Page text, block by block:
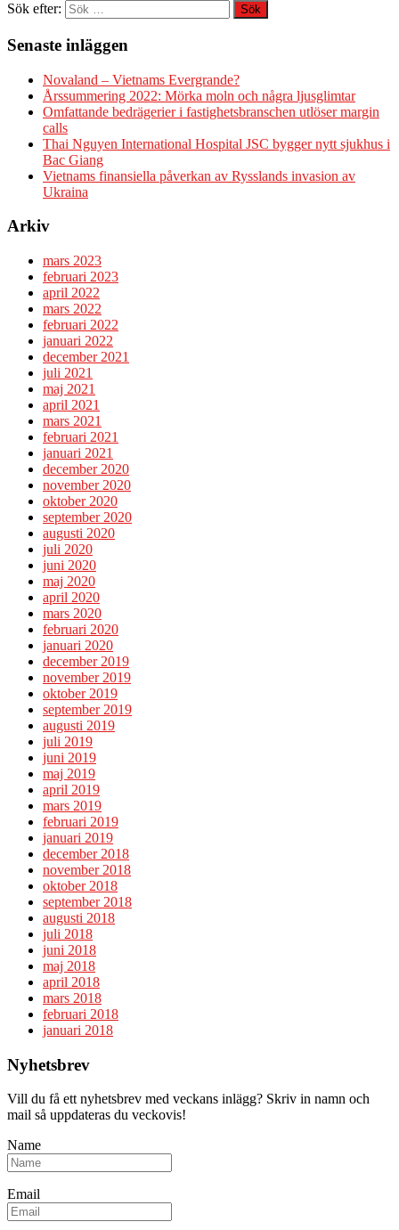
Sök efter:
Senaste inläggen
Novaland – Vietnams Evergrande?
Årssummering 2022: Mörka moln och några ljusglimtar
Omfattande bedrägerier i fastighetsbranschen utlöser margin
calls
Thai Nguyen International Hospital JSC bygger nytt sjukhus i
Bac Giang
Vietnams finansiella påverkan av Rysslands invasion av
Ukraina
Arkiv
mars 2023
februari 2023
april 2022
mars 2022
februari 2022
januari 2022
december 2021
juli 2021
maj 2021
april 2021
mars 2021
februari 2021
januari 2021
december 2020
november 2020
oktober 2020
september 2020
augusti 2020
juli 2020
juni 2020
maj 2020
april 2020
mars 2020
februari 2020
januari 2020
december 2019
november 2019
oktober 2019
september 2019
augusti 2019
juli 2019
juni 2019
maj 2019
april 2019
mars 2019
februari 2019
januari 2019
december 2018
november 2018
oktober 2018
september 2018
augusti 2018
juli 2018
juni 2018
maj 2018
april 2018
mars 2018
februari 2018
januari 2018
Nyhetsbrev
Vill du få ett nyhetsbrev med veckans inlägg? Skriv in namn och
mail så uppdateras du veckovis!
Name
Email